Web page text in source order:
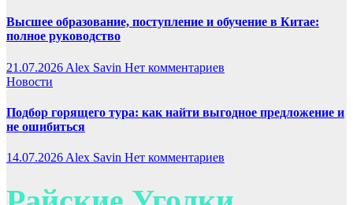
Высшее образование, поступление и обучение в Китае:
полное руководство
21.07.2026 Alex Savin Нет комментариев
Новости
Подбор горящего тура: как найти выгодное предложение и
не ошибиться
14.07.2026 Alex Savin Нет комментариев